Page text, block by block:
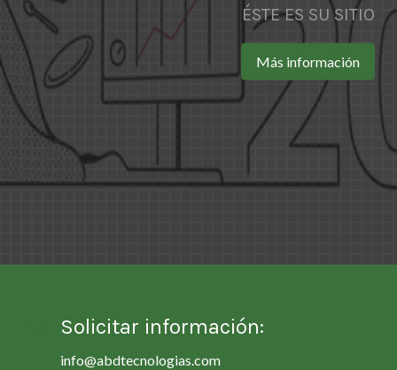
ÉSTE ES SU SITIO
Más información
Solicitar información:
info@abdtecnologias.com